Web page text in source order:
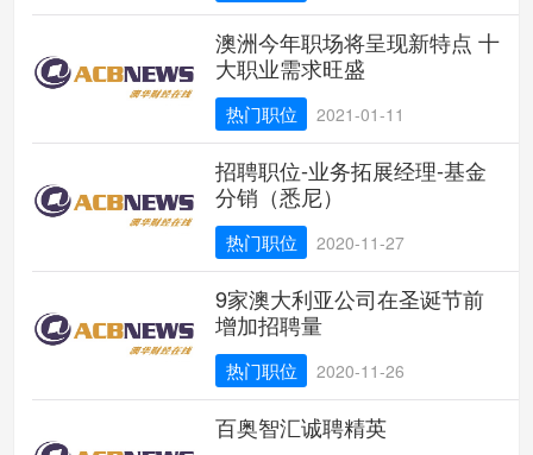
澳洲今年职场将呈现新特点 十
大职业需求旺盛
热门职位 2021-01-11
招聘职位-业务拓展经理-基金
分销（悉尼）
热门职位 2020-11-27
9家澳大利亚公司在圣诞节前
增加招聘量
热门职位 2020-11-26
百奥智汇诚聘精英